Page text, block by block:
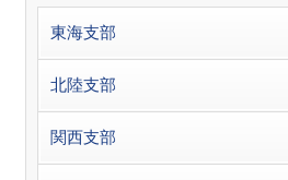
東海支部
北陸支部
関西支部